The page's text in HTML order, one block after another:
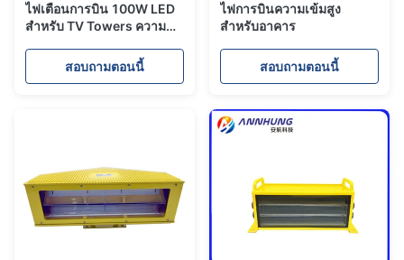
ไฟเตือนการบิน 100W LED
สำหรับ TV Towers ความ
สอบถามตอนนี้
ไฟการบินความเข้มสูง
สำหรับอาคาร
สอบถามตอนนี้